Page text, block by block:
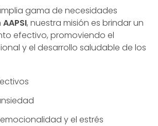
gama de necesidades
AAPSI, nuestra misión es brindar un
efectivo, promoviendo el
y el desarrollo saludable de los
y el estrés